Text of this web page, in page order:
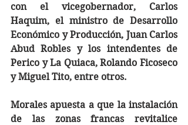
con el vicegobernador, Carlos
Haquim, el ministro de Desarrollo
Económico y Producción, Juan Carlos
Abud Robles y los intendentes de
Perico y La Quiaca, Rolando Ficoseco
y Miguel Tito, entre otros.
Morales apuesta a que la instalación
de las zonas francas revitalice